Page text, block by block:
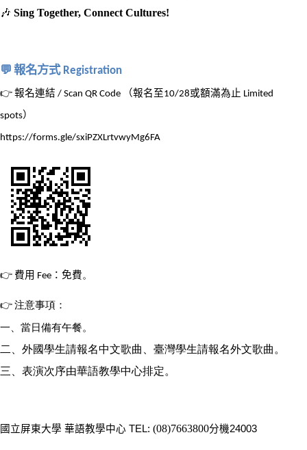
🎶 Sing Together, Connect Cultures!
💬 報名方式Registration
👉報名連結 / Scan QR Code （報名至10/28或額滿為止 Limited
spots）
https://forms.gle/sxiPZXLrtvwyMg6FA
👉 費用 Fee ：免費。
👉注意事項：
一、當日備有午餐。
二、外國學生請報名中文歌曲、臺灣學生請報名外文歌曲。
三、表演次序由華語教學中心排定。
國立屏東大學 華語教學中心 TEL: (08)7663800分機24003